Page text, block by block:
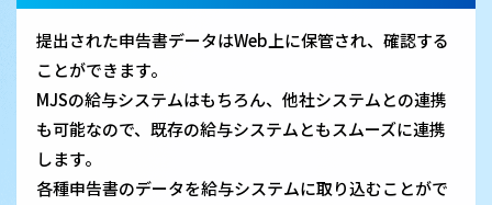
提出された申告書データはWeb上に保管され、確認する
ことができます。
MJSの給与システムはもちろん、他社システムとの連携
も可能なので、既存の給与システムともスムーズに連携
します。
各種申告書のデータを給与システムに取り込むことがで